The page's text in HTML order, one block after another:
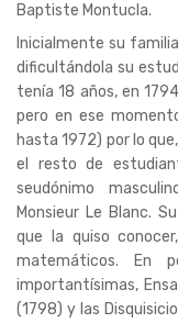
Baptiste Montucla.
Inicialmente su
dificultándola su
tenía 18 años, en
pero en ese
hasta 1972) por lo
el resto de
seudónimo
Monsieur Le Blanc.
que la quiso
matemáticos. En
importantísimas,
(1798) y las